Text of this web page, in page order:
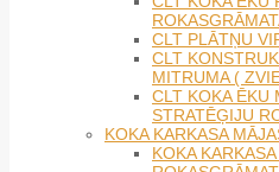
CLT PLĀTŅU
CLT
MITRUMA (
CLT KOKA ĒKU
STRATĒĢIJU
KOKA KARKASA
KOKA